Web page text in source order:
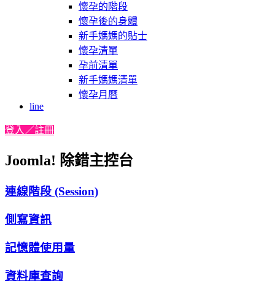
懷孕的階段
懷孕後的身體
新手媽媽的貼士
懷孕清單
孕前清單
新手媽媽清單
懷孕月曆
line
登入／註冊
Joomla! 除錯主控台
連線階段 (Session)
側寫資訊
記憶體使用量
資料庫查詢